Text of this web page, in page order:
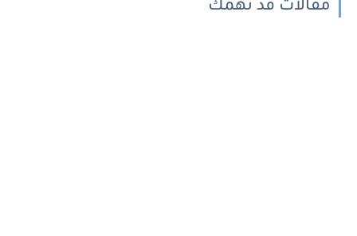
مقالات قد تهمك